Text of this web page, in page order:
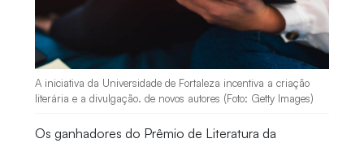
A iniciativa da Universidade de Fortaleza incentiva a criação
literária e a divulgação. de novos autores (Foto: Getty Images)
Os ganhadores do Prêmio de Literatura da